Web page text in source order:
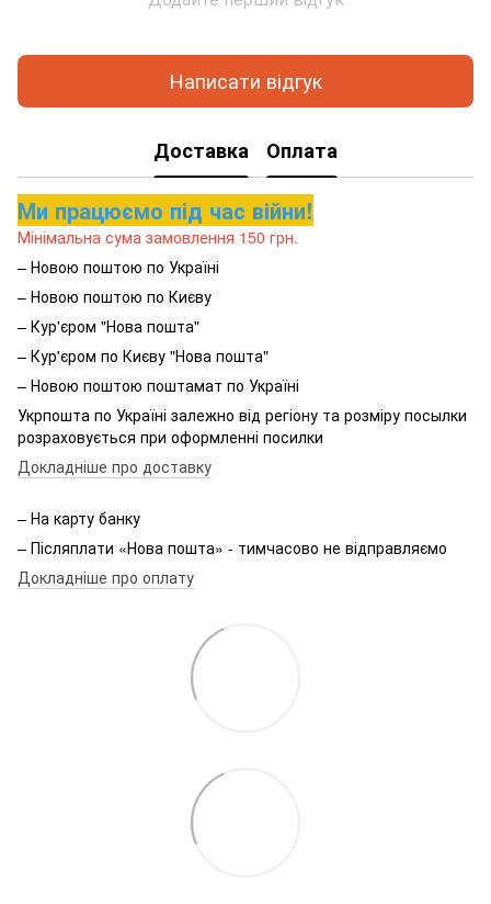
Написати відгук
Доставка Оплата
Ми працюємо під час війни!
Мінімальна сума замовлення 150 грн.
– Новою поштою по Україні
– Новою поштою по Києву
– Кур'єром "Нова пошта"
– Кур'єром по Києву "Нова пошта"
– Новою поштою поштамат по Україні
Укрпошта по Україні залежно від регіону та розміру посылки
розраховується при оформленні посилки
Докладніше про доставку
– На карту банку
– Післяплати «Нова пошта» - тимчасово не відправляємо
Докладніше про оплату